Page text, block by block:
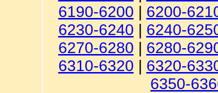
6190-6200 | 6200-
6230-6240 | 6240-
6270-6280 | 6280-
6310-6320 | 6320-
6350-